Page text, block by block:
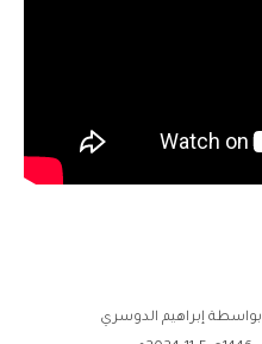
بواسطة إبراهيم الدوسري